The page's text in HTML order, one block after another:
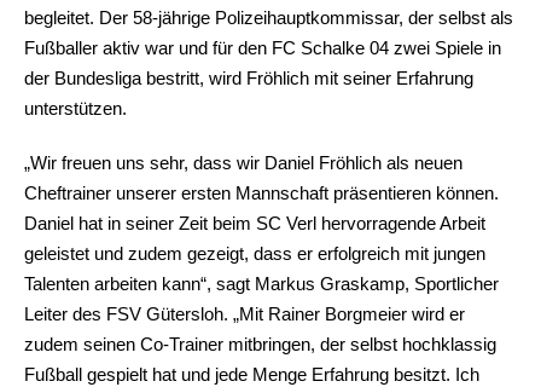
begleitet. Der 58-jährige Polizeihauptkommissar, der selbst als
Fußballer aktiv war und für den FC Schalke 04 zwei Spiele in
der Bundesliga bestritt, wird Fröhlich mit seiner Erfahrung
unterstützen.
„Wir freuen uns sehr, dass wir Daniel Fröhlich als neuen
Cheftrainer unserer ersten Mannschaft präsentieren können.
Daniel hat in seiner Zeit beim SC Verl hervorragende Arbeit
geleistet und zudem gezeigt, dass er erfolgreich mit jungen
Talenten arbeiten kann“, sagt Markus Graskamp, Sportlicher
Leiter des FSV Gütersloh. „Mit Rainer Borgmeier wird er
zudem seinen Co-Trainer mitbringen, der selbst hochklassig
Fußball gespielt hat und jede Menge Erfahrung besitzt. Ich